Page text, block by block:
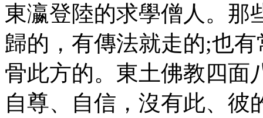
東瀛登陸的求學僧人。那
歸的，有傳法就走的;也
骨此方的。東土佛教四面
自尊、自信，沒有此、彼